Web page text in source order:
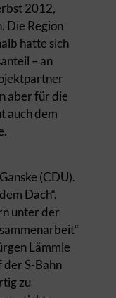
2012,
Die Region
hatte sich
– an
aber für die
auch dem
(CDU).
Dach“.
unter der
Lämmle
der S-Bahn
zu